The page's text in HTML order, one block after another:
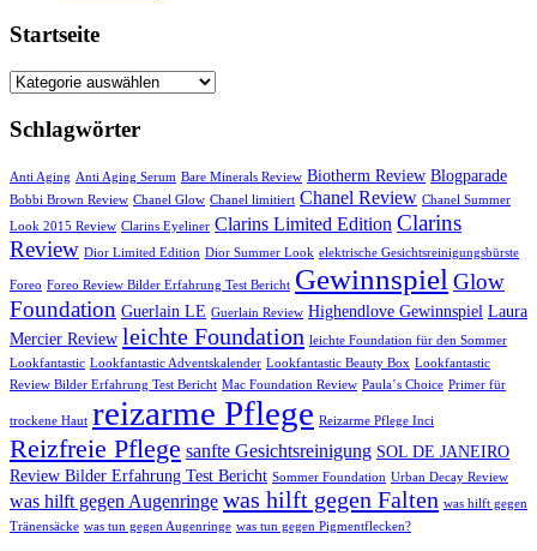
Startseite
Startseite
Schlagwörter
Anti Aging Anti Aging Serum Bare Minerals Review Biotherm Review Blogparade
Bobbi Brown Review Chanel Glow Chanel limitiert Chanel Review Chanel Summer
Look 2015 Review Clarins Eyeliner Clarins Limited Edition Clarins
Review Dior Limited Edition Dior Summer Look elektrische Gesichtsreinigungsbürste
Foreo Foreo Review Bilder Erfahrung Test Bericht GewinnspielGlow
Foundation Guerlain LE Guerlain Review Highendlove Gewinnspiel Laura
Mercier Review leichte Foundation leichte Foundation für den Sommer
Lookfantastic Lookfantastic Adventskalender Lookfantastic Beauty Box Lookfantastic
Review Bilder Erfahrung Test Bericht Mac Foundation Review Paula´s Choice Primer für
trockene Haut reizarme Pflege Reizarme Pflege Inci
Reizfreie Pflege sanfte Gesichtsreinigung SOL DE JANEIRO
Review Bilder Erfahrung Test Bericht Sommer Foundation Urban Decay Review
was hilft gegen Augenringe was hilft gegen Falten was hilft gegen
Tränensäcke was tun gegen Augenringe was tun gegen Pigmentflecken?